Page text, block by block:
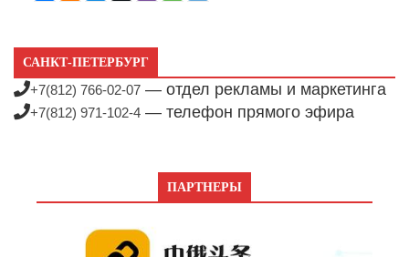
САНКТ-ПЕТЕРБУРГ
+7(812) 766-02-07 — отдел рекламы и маркетинга
+7(812) 971-102-4 — телефон прямого эфира
ПАРТНЕРЫ